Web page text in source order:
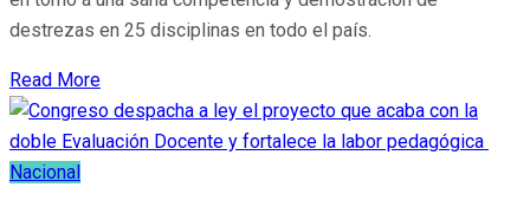
destrezas en 25 disciplinas en todo el país.
Read More
Nacional